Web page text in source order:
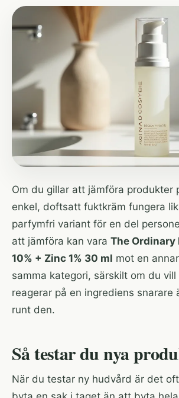
Om du gillar att jämföra produkter
enkel, doftsatt fuktkräm fungera
parfymfri variant för en del
att jämföra kan vara The
10% + Zinc 1% 30 ml mot en
samma kategori, särskilt om du
reagerar på en ingrediens snarare
runt den.
Så testar du nya
När du testar ny hudvård är det